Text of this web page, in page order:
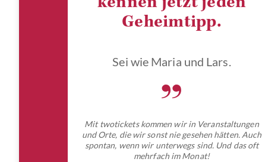
kennen jetzt jeden
Geheimtipp.
Sei wie Maria und Lars.
„
Mit twotickets kommen wir in Veranstaltungen
und Orte, die wir sonst nie gesehen hätten. Auch
spontan, wenn wir unterwegs sind. Und das oft
mehrfach im Monat!